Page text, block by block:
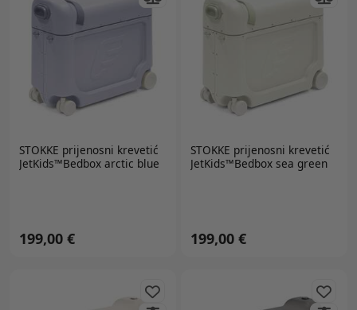
STOKKE prijenosni krevetić
JetKids™Bedbox arctic blue
199,00 €
STOKKE prijenosni krevetić
JetKids™Bedbox sea green
199,00 €